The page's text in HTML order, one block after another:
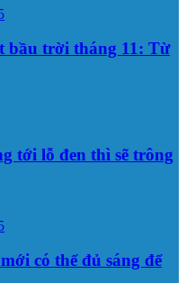
bầu trời tháng 11: Từ
tới lỗ đen thì sẽ trông
có thể đủ sáng để